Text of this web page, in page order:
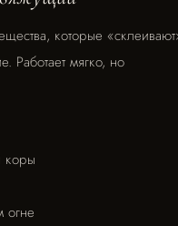
которые
Работает мягко, но
коры
огне